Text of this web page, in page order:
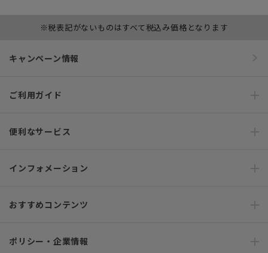
※税表記がないものはすべて税込み価格となります
キャンペーン情報
ご利用ガイド
便利なサービス
インフォメーション
おすすめコンテンツ
ポリシー・企業情報